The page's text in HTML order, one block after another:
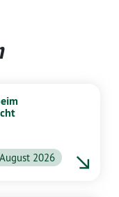
2026